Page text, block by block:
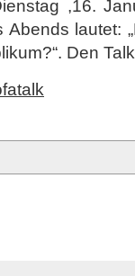
,16.
lautet:
Den